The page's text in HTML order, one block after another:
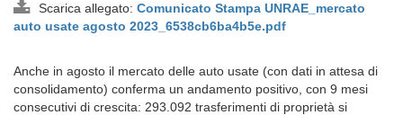
Scarica allegato: Comunicato Stampa UNRAE_mercato
auto usate agosto 2023_6538cb6ba4b5e.pdf
Anche in agosto il mercato delle auto usate (con dati in attesa di
consolidamento) conferma un andamento positivo, con 9 mesi
consecutivi di crescita: 293.092 trasferimenti di proprietà si